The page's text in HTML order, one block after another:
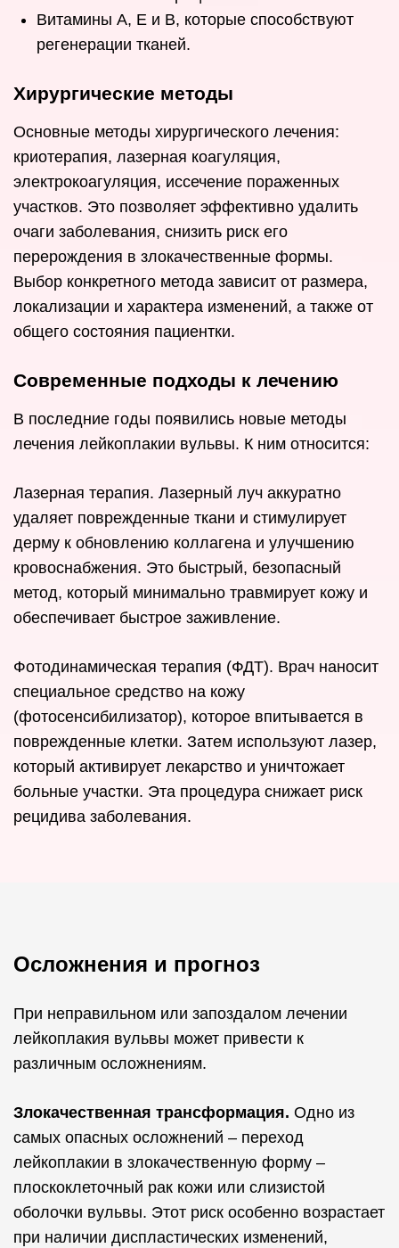
Витамины А, Е и В, которые способствуют
регенерации тканей.
Хирургические методы
Основные методы хирургического лечения:
криотерапия, лазерная коагуляция,
электрокоагуляция, иссечение пораженных
участков. Это позволяет эффективно удалить
очаги заболевания, снизить риск его
перерождения в злокачественные формы.
Выбор конкретного метода зависит от размера,
локализации и характера изменений, а также от
общего состояния пациентки.
Современные подходы к лечению
В последние годы появились новые методы
лечения лейкоплакии вульвы. К ним относится:
Лазерная терапия. Лазерный луч аккуратно
удаляет поврежденные ткани и стимулирует
дерму к обновлению коллагена и улучшению
кровоснабжения. Это быстрый, безопасный
метод, который минимально травмирует кожу и
обеспечивает быстрое заживление.
Фотодинамическая терапия (ФДТ). Врач наносит
специальное средство на кожу
(фотосенсибилизатор), которое впитывается в
поврежденные клетки. Затем используют лазер,
который активирует лекарство и уничтожает
больные участки. Эта процедура снижает риск
рецидива заболевания.
Осложнения и прогноз
При неправильном или запоздалом лечении
лейкоплакия вульвы может привести к
различным осложнениям.
Злокачественная трансформация. Одно из
самых опасных осложнений – переход
лейкоплакии в злокачественную форму –
плоскоклеточный рак кожи или слизистой
оболочки вульвы. Этот риск особенно возрастает
при наличии диспластических изменений,